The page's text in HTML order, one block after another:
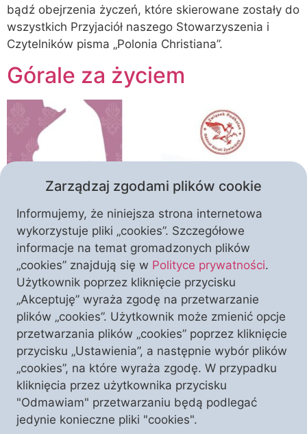
bądź obejrzenia życzeń, które skierowane zostały do
wszystkich Przyjaciół naszego Stowarzyszenia i
Czytelników pisma „Polonia Christiana”.
Górale za życiem
Modlitwą, słowem, czynem – środowiska górali
występują z kolejnymi inicjatywami społecznymi,
propagującymi konserwatywne wartości. Tak też
postąpił żywiecki oddział Związku Podhalan w
Polsce im. św. Jana Pawła II, który opublikował
specjalny list otwarty. Inicjatywa wpisuje się w
obchodzone kolejno Narodowy Dzień Życia, Dzień
Świętości Życia oraz Tydzień Modlitw o Ochronę
Życia. List podpisany przez prezesa […]
Zarządzaj zgodami plików cookie
Informujemy, że niniejsza strona internetowa
wykorzystuje pliki „cookies”. Szczegółowe
informacje na temat gromadzonych plików
„cookies” znajdują się w Polityce prywatności.
Użytkownik poprzez kliknięcie przycisku
„Akceptuję” wyraża zgodę na przetwarzanie
plików „cookies”. Użytkownik może zmienić opcje
przetwarzania plików „cookies” poprzez kliknięcie
przycisku „Ustawienia”, a następnie wybór plików
„cookies”, na które wyraża zgodę. W przypadku
kliknięcia przez użytkownika przycisku
"Odmawiam" przetwarzaniu będą podlegać
jedynie konieczne pliki "cookies".